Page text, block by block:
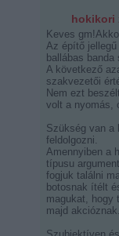
hokikori
Keves
Az építő
ballábas
A következő
szakvezetői
Nem ezt
volt a nyomás,
Szükség van a
feldolgozni.
Amennyiben a
típusu
fogjuk találni
botosnak ítélt
magukat, hogy
majd akcióznak.